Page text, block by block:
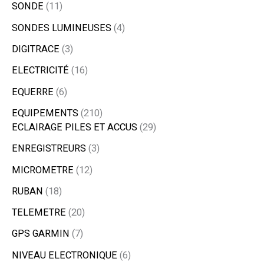
SONDE 11
SONDES LUMINEUSES 4
DIGITRACE 3
ELECTRICITÉ 16
EQUERRE 6
EQUIPEMENTS 210
ECLAIRAGE PILES ET ACCUS 29
ENREGISTREURS 3
MICROMETRE 12
RUBAN 18
TELEMETRE 20
GPS GARMIN
7
NIVEAU ELECTRONIQUE 6